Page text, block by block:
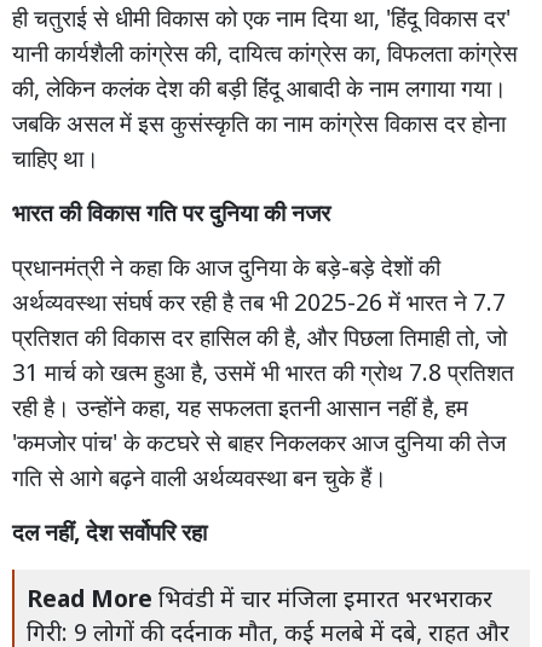
ही चतुराई से धीमी विकास को एक नाम दिया था, 'हिंदू विकास दर'
यानी कार्यशैली कांग्रेस की,दायित्व कांग्रेस का,विफलता कांग्रेस
की,लेकिन कलंक देश की बड़ी हिंदू आबादी के नाम लगाया गया।
जबकि असल में इस कुसंस्कृति का नाम कांग्रेस विकास दर होना
चाहिए था।
भारत की विकास गति पर दुनिया की नजर
प्रधानमंत्री ने कहा कि आज दुनिया के बड़े-बड़े देशों की
अर्थव्यवस्था संघर्ष कर रही है तब भी2025-26में भारत ने 7.7
प्रतिशत की विकास दर हासिल की है, और पिछला तिमाही तो,जो
31मार्च को खत्म हुआ है,उसमें भी भारत की ग्रोथ 7.8प्रतिशत
रही है। उन्होंने कहा,यह सफलता इतनी आसान नहीं है,हम
'कमजोर पांच'के कटघरे से बाहर निकलकर आज दुनिया की तेज
गति से आगे बढ़ने वाली अर्थव्यवस्था बन चुके हैं।
दल नहीं,देश सर्वोपरि रहा
Read More भिवंडी में चार मंजिला इमारत भरभराकर
गिरी: 9 लोगों की दर्दनाक मौत, कई मलबे में दबे, राहत और